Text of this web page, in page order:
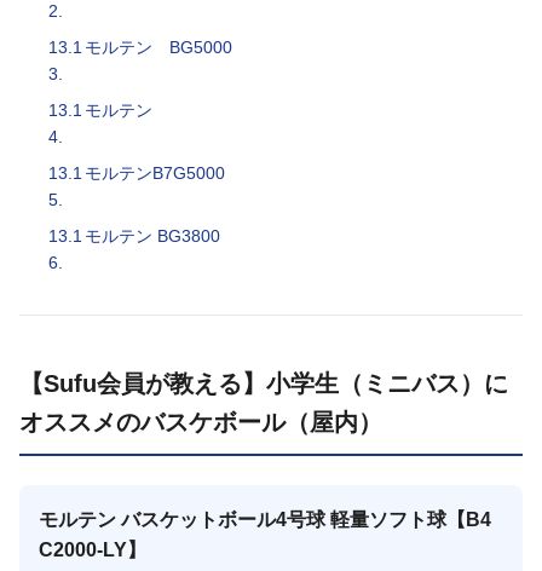
2.
13.1
3.
モルテン BG5000
13.1
4.
モルテン
13.1
5.
モルテンB7G5000
13.1
6.
モルテン BG3800
【Sufu会員が教える】小学生（ミニバス）に
オススメのバスケボール（屋内）
モルテン バスケットボール4号球 軽量ソフト球【B4
C2000-LY】